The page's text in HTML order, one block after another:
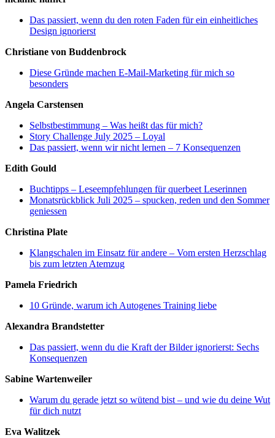
Das passiert, wenn du den roten Faden für ein einheitliches
Design ignorierst
Christiane von Buddenbrock
Diese Gründe machen E-Mail-Marketing für mich so
besonders
Angela Carstensen
Selbstbestimmung – Was heißt das für mich?
Story Challenge July 2025 – Loyal
Das passiert, wenn wir nicht lernen – 7 Konsequenzen
Edith Gould
Buchtipps – Leseempfehlungen für querbeet Leserinnen
Monatsrückblick Juli 2025 – spucken, reden und den Sommer
geniessen
Christina Plate
Klangschalen im Einsatz für andere – Vom ersten Herzschlag
bis zum letzten Atemzug
Pamela Friedrich
10 Gründe, warum ich Autogenes Training liebe
Alexandra Brandstetter
Das passiert, wenn du die Kraft der Bilder ignorierst: Sechs
Konsequenzen
Sabine Wartenweiler
Warum du gerade jetzt so wütend bist – und wie du deine Wut
für dich nutzt
Eva Walitzek